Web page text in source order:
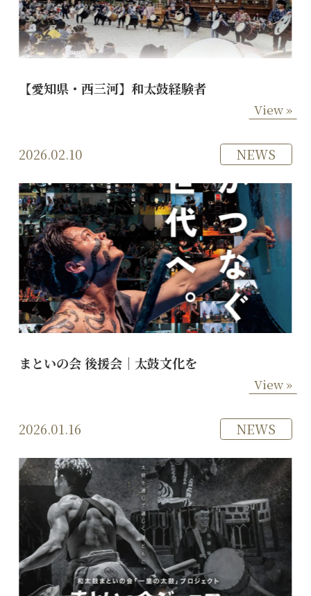
【愛知県・西三河】和太鼓経験者
View »
2026.02.10 NEWS
まといの会 後援会｜太鼓文化を
View »
2026.01.16 NEWS